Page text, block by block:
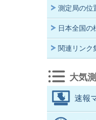
測定局の位
日本全国の
関連リンク
大気
速報